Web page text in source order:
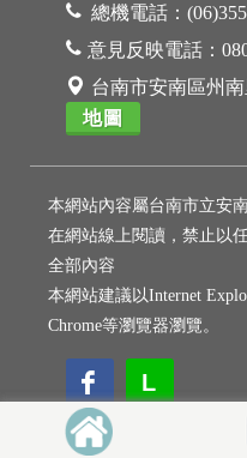
總機電話：
意見反映電話：
台南市安南區州
地圖
本網站內容屬台南市立安
在網站線上閱讀，禁止以
全部內容
本網站建議以Internet
Chrome等瀏覽器瀏覽。
L